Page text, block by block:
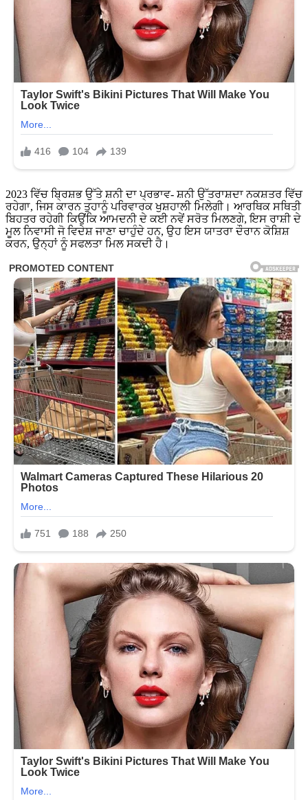
2023 ਵਿੱਚ ਬ੍ਰਿਸ਼ਭ ਉੱਤੇ ਸ਼ਨੀ ਦਾ ਪ੍ਰਭਾਵ- ਸ਼ਨੀ ਉੱਤਰਾਸ਼ਦਾ ਨਕਸ਼ਤਰ ਵਿੱਚ
ਰਹੇਗਾ, ਜਿਸ ਕਾਰਨ ਤੁਹਾਨੂੰ ਪਰਿਵਾਰਕ ਖੁਸ਼ਹਾਲੀ ਮਿਲੇਗੀ। ਆਰਥਿਕ ਸਥਿਤੀ
ਬਿਹਤਰ ਰਹੇਗੀ ਕਿਉਂਕਿ ਆਮਦਨੀ ਦੇ ਕਈ ਨਵੇਂ ਸਰੋਤ ਮਿਲਣਗੇ, ਇਸ ਰਾਸ਼ੀ ਦੇ
ਮੂਲ ਨਿਵਾਸੀ ਜੋ ਵਿਦੇਸ਼ ਜਾਣਾ ਚਾਹੁੰਦੇ ਹਨ, ਉਹ ਇਸ ਯਾਤਰਾ ਦੌਰਾਨ ਕੋਸ਼ਿਸ਼
ਕਰਨ, ਉਨ੍ਹਾਂ ਨੂੰ ਸਫਲਤਾ ਮਿਲ ਸਕਦੀ ਹੈ।